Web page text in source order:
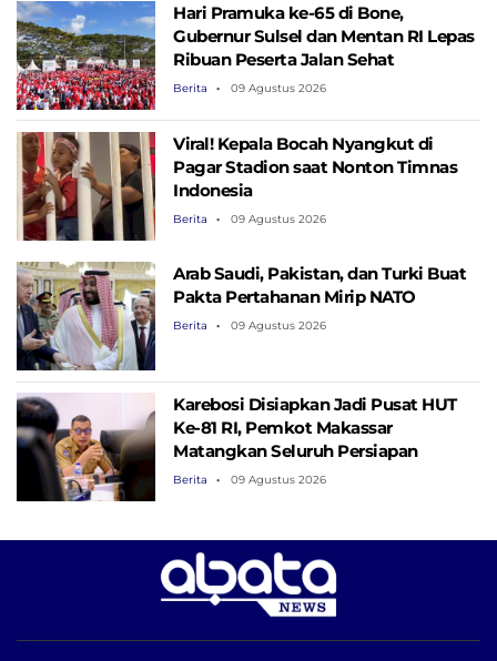
Hari Pramuka ke-65 di Bone,
Gubernur Sulsel dan Mentan RI Lepas
Ribuan Peserta Jalan Sehat
Berita 09 Agustus 2026
Viral! Kepala Bocah Nyangkut di
Pagar Stadion saat Nonton Timnas
Indonesia
Berita 09 Agustus 2026
Arab Saudi, Pakistan, dan Turki Buat
Pakta Pertahanan Mirip NATO
Berita 09 Agustus 2026
Karebosi Disiapkan Jadi Pusat HUT
Ke-81 RI, Pemkot Makassar
Matangkan Seluruh Persiapan
Berita 09 Agustus 2026